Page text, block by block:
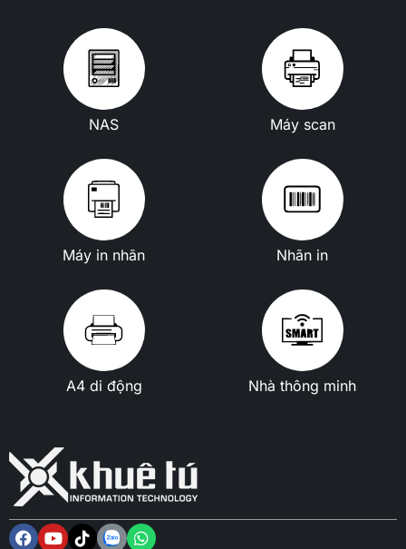
NAS Máy scan
Máy in nhãn Nhãn in
A4 di động Nhà thông minh